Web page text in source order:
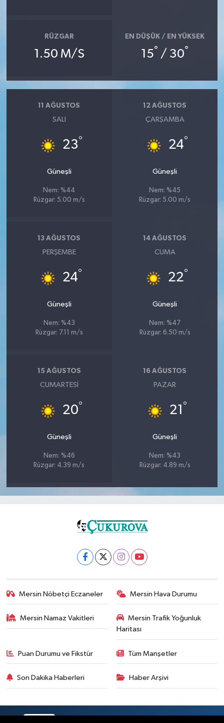
RÜZGAR
1.50 M/S
EN DÜŞÜK / EN YÜKSEK
15° / 30°
11 AĞUSTOS
SALI
23°
Güneşli
Nem: %44
Rüzgar: 5.00 m/s
12 AĞUSTOS
ÇARŞAMBA
24°
Güneşli
Nem: %45
Rüzgar: 5.00 m/s
13 AĞUSTOS
PERŞEMBE
24°
Güneşli
Nem: %43
Rüzgar: 7.11 m/s
14 AĞUSTOS
CUMA
22°
Güneşli
Nem: %47
Rüzgar: 6.50 m/s
15 AĞUSTOS
CUMARTESI
20°
Güneşli
Nem: %46
Rüzgar: 4.39 m/s
16 AĞUSTOS
PAZAR
21 °
Güneşli
Nem: %43
Rüzgar: 4.89 m/s
Mersin Nöbetçi Eczaneler Mersin Hava Durumu
Mersin Namaz Vakitleri
Mersin Trafik Yoğunluk
Haritası
Puan Durumu ve Fikstür Tüm Manşetler
Son Dakika Haberleri Haber Arşivi